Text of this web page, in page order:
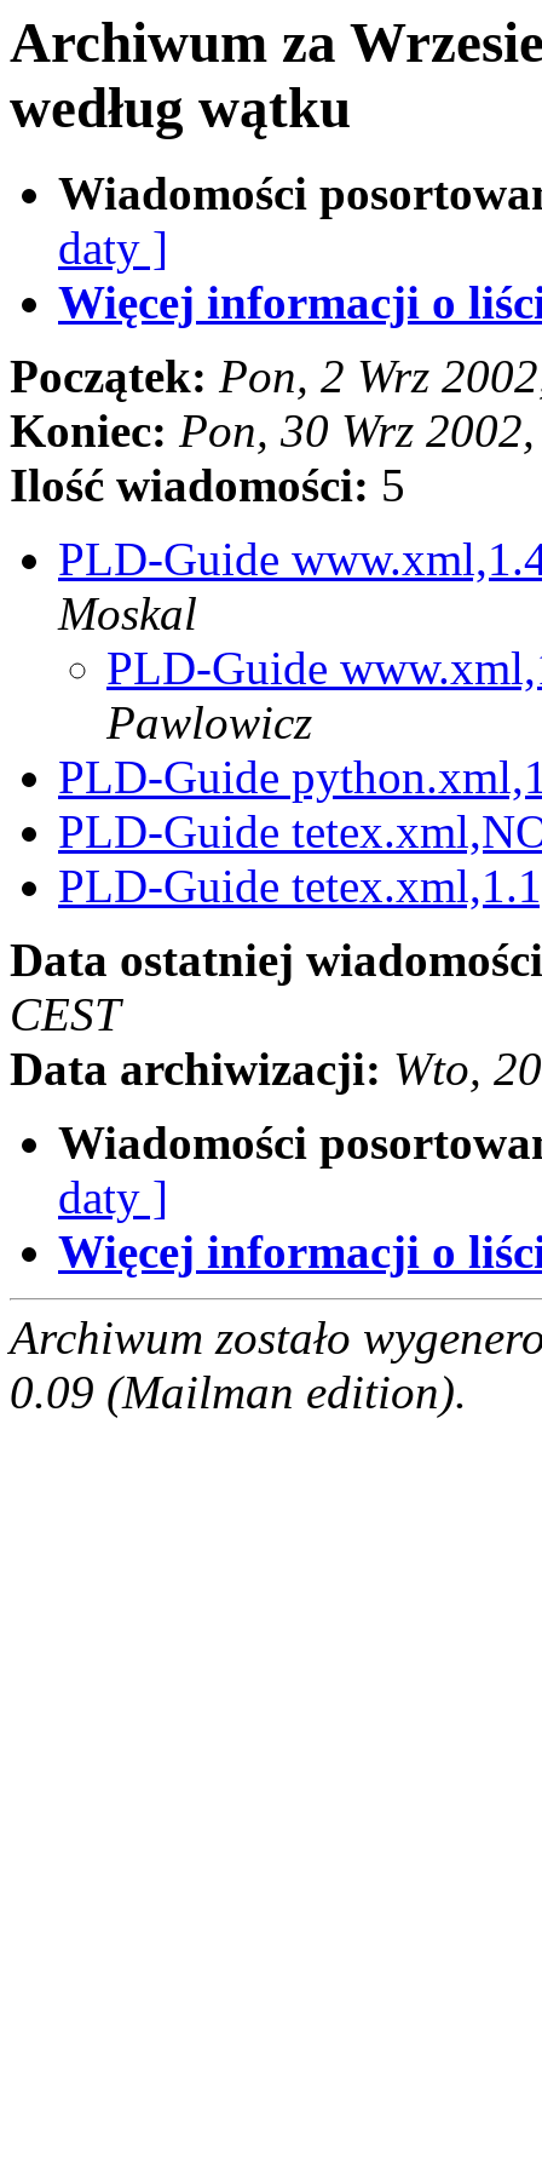
Archiwum za
według wątku
Wiadomości
daty ]
Więcej informacji o
Początek: Pon, 2 Wrz
Koniec: Pon, 30 Wrz
Ilość wiadomości: 5
PLD-Guide
Moskal
PLD-Guide
Pawlowicz
PLD-Guide
PLD-Guide
PLD-Guide
Data ostatniej
CEST
Data archiwizacji: Wto,
Wiadomości
daty ]
Więcej informacji o
Archiwum zostało
0.09 (Mailman edition).